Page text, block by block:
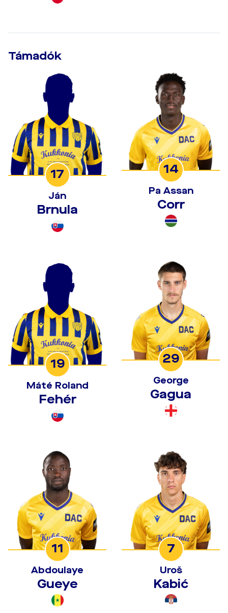
Támadók
17
Ján
Brnula
14
Pa Assan
Corr
19
Máté Roland
Fehér
29
George
Gagua
11
Abdoulaye
Gueye
7
Uroš
Kabić